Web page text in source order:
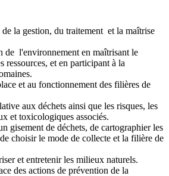
la gestion, du traitement et la maîtrise
de l'environnement en maîtrisant le
ressources, et en participant à la
et au fonctionnement des filières de
aux déchets ainsi que les risques, les
et toxicologiques associés.
gisement de déchets, de cartographier les
choisir le mode de collecte et la filière de
et entretenir les milieux naturels.
des actions de prévention de la